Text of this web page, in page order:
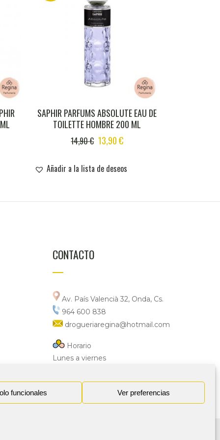
funcionales Ver preferencias
SAPHIR PARFUMS ABSOLUTE EAU DE
TOILETTE HOMBRE 200 ML
14,90€ ORIGINAL
WAS:
14,90 €.
13,90€CURRENT
13,90 €.
Añadir a la lista de deseos
CONTACTO
Av. País Valencià 32, Onda, Cs.
964 600 838
drogueriaregina@hotmail.com
Horario
Lunes a viernes